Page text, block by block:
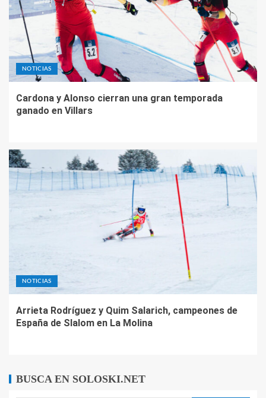
NOTICIAS
Cardona y Alonso cierran una gran temporada
ganado en Villars
NOTICIAS
Arrieta Rodríguez y Quim Salarich, campeones de
España de Slalom en La Molina
BUSCA EN SOLOSKI.NET